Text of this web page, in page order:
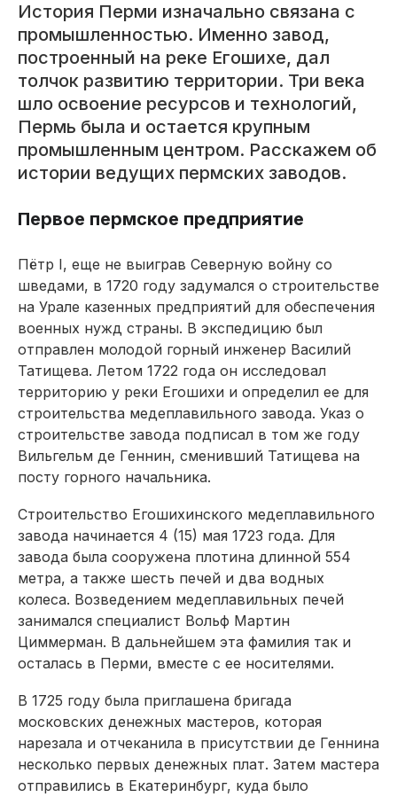
История Перми изначально связана с
промышленностью. Именно завод,
построенный на реке Егошихе, дал
толчок развитию территории. Три века
шло освоение ресурсов и технологий,
Пермь была и остается крупным
промышленным центром. Расскажем об
истории ведущих пермских заводов.
Первое пермское предприятие
Пётр I, еще не выиграв Северную войну со
шведами, в 1720 году задумался о строительстве
на Урале казенных предприятий для обеспечения
военных нужд страны. В экспедицию был
отправлен молодой горный инженер Василий
Татищева. Летом 1722 года он исследовал
территорию у реки Егошихи и определил ее для
строительства медеплавильного завода. Указ о
строительстве завода подписал в том же году
Вильгельм де Геннин, сменивший Татищева на
посту горного начальника.
Строительство Егошихинского медеплавильного
завода начинается 4 (15) мая 1723 года. Для
завода была сооружена плотина длинной 554
мет­ра, а также шесть печей и два вод­ных
колеса. Возведением медеплавильных печей
занимался специалист Вольф Мартин
Циммерман. В дальнейшем эта фамилия так и
осталась в Перми, вместе с ее носителями.
В 1725 году была приглашена бригада
московских денежных мастеров, которая
нарезала и отчеканила в присутствии де Геннина
несколько первых денежных плат. Затем мастера
отправились в Екатеринбург, куда было